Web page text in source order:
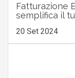
Fatturazione
semplifica il
20 Set 2024